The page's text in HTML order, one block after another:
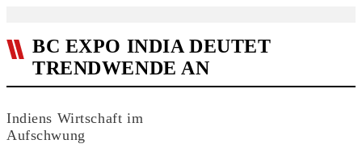
BC EXPO INDIA DEUTET
TRENDWENDE AN
Indiens Wirtschaft im
Aufschwung